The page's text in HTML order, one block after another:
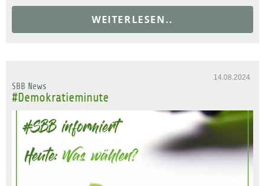
WEITERLESEN..
14.08.2024
SBB News
#Demokratieminute